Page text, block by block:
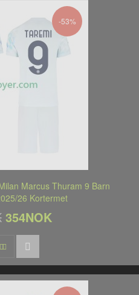
-53%
Marcus Thuram 9 Barn
26 Kortermet
354NOK